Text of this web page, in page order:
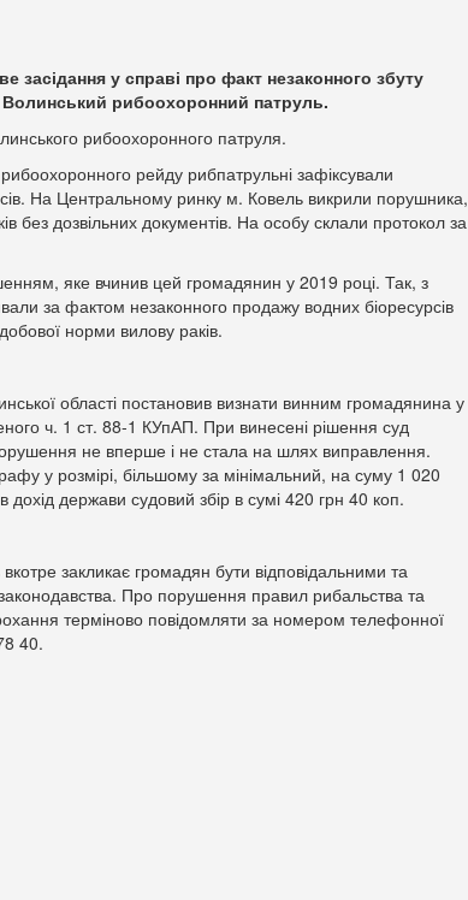
засідання у справі про факт незаконного збуту
рибоохоронний патруль.
рибоохоронного патруля.
рейду рибпатрульні зафіксували
На Центральному ринку м. Ковель викрили порушника,
без дозвільних документів. На особу склали протокол за
яке вчинив цей громадянин у 2019 році. Так, з
за фактом незаконного продажу водних біоресурсів
норми вилову раків.
області постановив визнати винним громадянина у
ч. 1 ст. 88-1 КУпАП. При винесені рішення суд
не вперше і не стала на шлях виправлення.
у розмірі, більшому за мінімальний, на суму 1 020
держави судовий збір в сумі 420 грн 40 коп.
закликає громадян бути відповідальними та
Про порушення правил рибальства та
терміново повідомляти за номером телефонної
40.